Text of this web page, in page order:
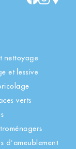
nettoyage
et lessive
verts
d'ameublement